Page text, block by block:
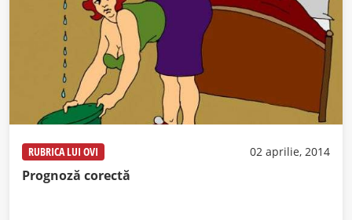
RUBRICA LUI OVI 02 aprilie, 2014
Prognoză corectă